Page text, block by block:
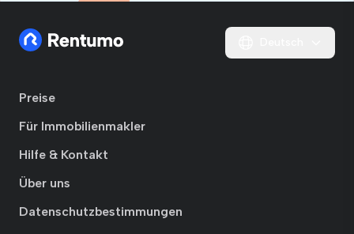
Preise
Für Immobilienmakler
Hilfe & Kontakt
Über uns
Datenschutzbestimmungen